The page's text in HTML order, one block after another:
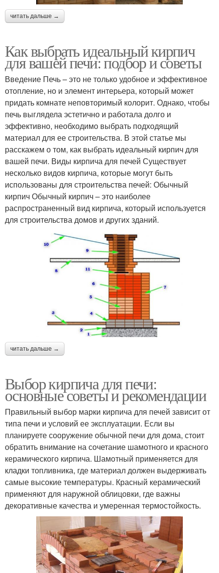
читать дальше →
Как выбрать идеальный кирпич
для вашей печи: подбор и советы
Введение Печь – это не только удобное и эффективное
отопление, но и элемент интерьера, который может
придать комнате неповторимый колорит. Однако, чтобы
печь выглядела эстетично и работала долго и
эффективно, необходимо выбрать подходящий
материал для ее строительства. В этой статье мы
расскажем о том, как выбрать идеальный кирпич для
вашей печи. Виды кирпича для печей Существует
несколько видов кирпича, которые могут быть
использованы для строительства печей: Обычный
кирпич Обычный кирпич – это наиболее
распространенный вид кирпича, который используется
для строительства домов и других зданий.
читать дальше →
Выбор кирпича для печи:
основные советы и рекомендации
Правильный выбор марки кирпича для печей зависит от
типа печи и условий ее эксплуатации. Если вы
планируете сооружение обычной печи для дома, стоит
обратить внимание на сочетание шамотного и красного
керамического кирпича. Шамотный применяется для
кладки топливника, где материал должен выдерживать
самые высокие температуры. Красный керамический
применяют для наружной облицовки, где важны
декоративные качества и умеренная термостойкость.